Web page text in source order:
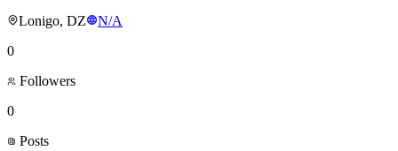
Lonigo, DZ
N/A
0
Followers
0
Posts